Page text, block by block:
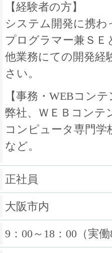
【経験者の方】
システム開発に携わ
プログラマー兼ＳＥ
他業務にての開発経
さい。
【事務・WEBコン
弊社、ＷＥＢコンテ
コンピュータ専門
など。
正社員
大阪市内
9：00～18：00（実